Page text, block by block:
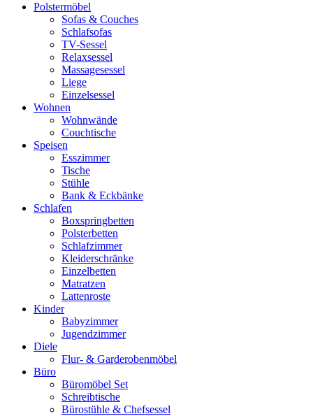
Polstermöbel
Sofas & Couches
Schlafsofas
TV-Sessel
Relaxsessel
Massagesessel
Liege
Einzelsessel
Wohnen
Wohnwände
Couchtische
Speisen
Esszimmer
Tische
Stühle
Bank & Eckbänke
Schlafen
Boxspringbetten
Polsterbetten
Schlafzimmer
Kleiderschränke
Einzelbetten
Matratzen
Lattenroste
Kinder
Babyzimmer
Jugendzimmer
Diele
Flur- & Garderobenmöbel
Büro
Büromöbel Set
Schreibtische
Bürostühle & Chefsessel